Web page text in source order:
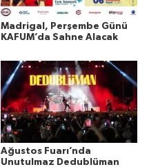
Madrigal, Perşembe Günü
KAFUM’da Sahne Alacak
Ağustos Fuarı’nda
Unutulmaz Dedublüman